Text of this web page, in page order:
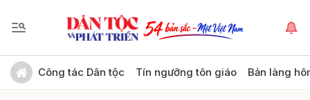
Công tác Dân tộc Tín ngưỡng tôn giáo Bản làng
Gửi bình luận